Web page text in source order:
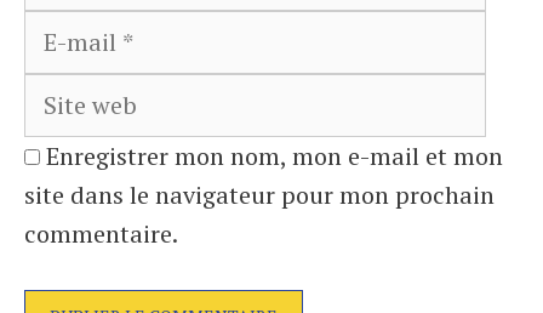
Enregistrer mon nom, mon e-mail et mon
site dans le navigateur pour mon prochain
commentaire.